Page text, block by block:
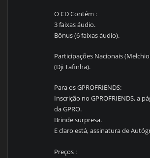
O CD Contém :
3 faixas áudio.
Bônus (6 faixas áudio).
Participações Nacionais
(Dji Tafinha).
Para os GPROFRIENDS:
Inscrição no GPROFRIENDS, a
da GPRO.
Brinde surpresa.
E claro está, assinatura de
Preços :